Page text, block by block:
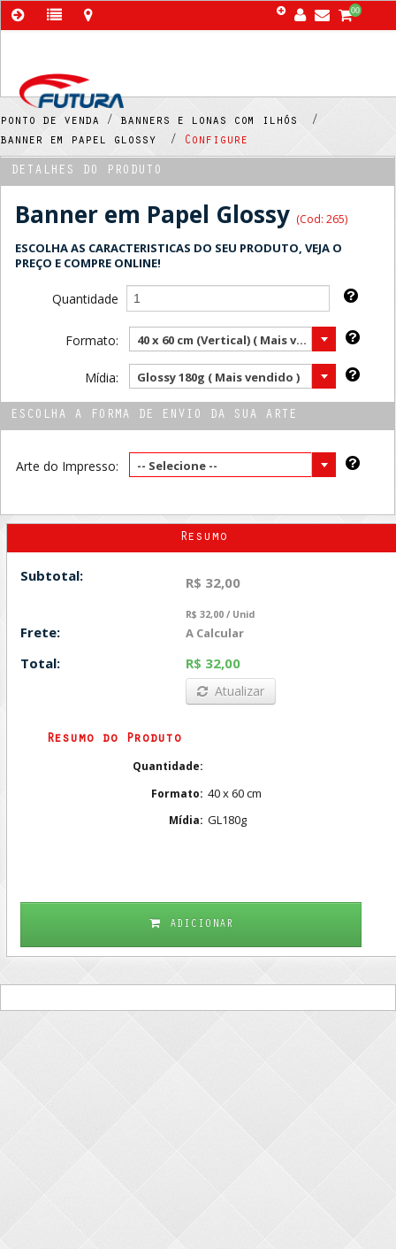
00
ponto de venda / banners e lonas com ilhós /
banner em papel glossy /
Configure
DETALHES DO PRODUTO
Banner em Papel Glossy (Cod: 265)
ESCOLHA AS CARACTERISTICAS DO SEU PRODUTO, VEJA O
PREÇO E COMPRE ONLINE!
Quantidade
Formato: 40 x 60 cm (Vertical) ( Mais vendido )
Mídia: Glossy 180g ( Mais vendido )
ESCOLHA A FORMA DE ENVIO DA SUA ARTE
Arte do Impresso: -- Selecione --
Resumo
Subtotal: R$ 32,00
R$ 32,00 / Unid
Frete: A Calcular
Total: R$ 32,00
Atualizar
Resumo do Produto
Quantidade:
Formato: 40 x 60 cm
Mídia: GL180g
ADICIONAR